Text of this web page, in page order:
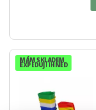
MÁM SKLADEM
EXPEDUJI IHNED